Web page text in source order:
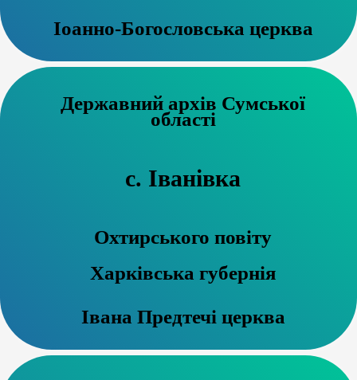
Іоанно-Богословська церква
Державний архів Сумської
області
с. Іванівка
Охтирського повіту
Харківська губернія
Івана Предтечі церква